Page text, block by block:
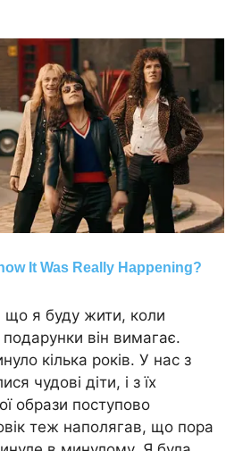
що я буду жити, коли
він вимагає.
кілька років. У нас з
чудові діти, і з їх
образи поступово
теж наполягав, що пора